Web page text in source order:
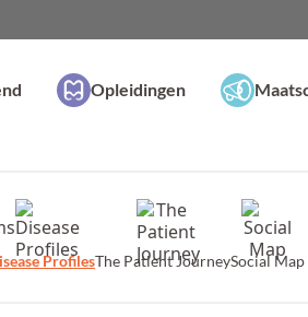
Opleidingen
ProfilesThe Patient JourneySocial Map